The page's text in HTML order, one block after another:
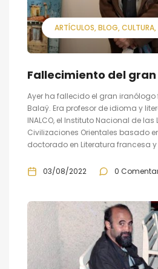
ARTÍCULOS BLOG CULTURA
Ayer ha fallecido el gran
Balaÿ. Era profesor de idioma y
INALCO, el Instituto Nacional de las
Civilizaciones Orientales basado
doctorado en Literatura francesa
03/08/2022 0